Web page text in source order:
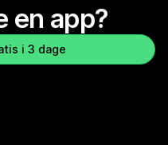
en app?
i 3 dage